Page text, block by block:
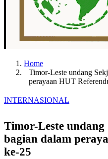
Home
Timor-Leste undang
perayaan HUT
INTERNASIONAL
Timor-Leste
bagian dalam
ke-25